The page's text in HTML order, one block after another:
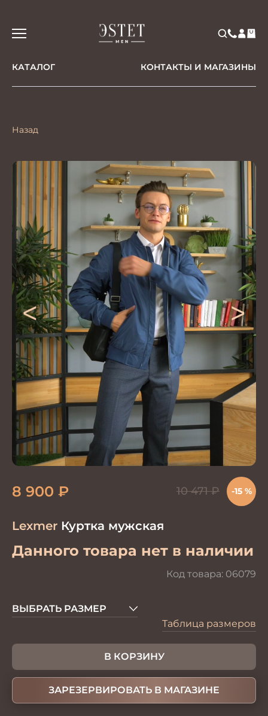
КАТАЛОГ КОНТАКТЫ И МАГАЗИНЫ
Назад
< >
Lexmer Куртка мужская
Данного товара нет в наличии
Код товара: 06079
8 900 ₽ 10 471₽ -15 %
ВЫБРАТЬ РАЗМЕР
Таблица размеров
В КОРЗИНУ
ЗАРЕЗЕРВИРОВАТЬ В МАГАЗИНЕ